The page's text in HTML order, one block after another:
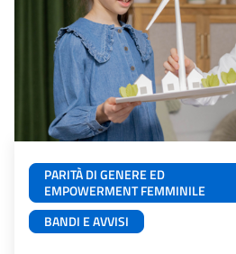
PARITÀ DI GENERE ED
EMPOWERMENT FEMMINILE
BANDI E AVVISI